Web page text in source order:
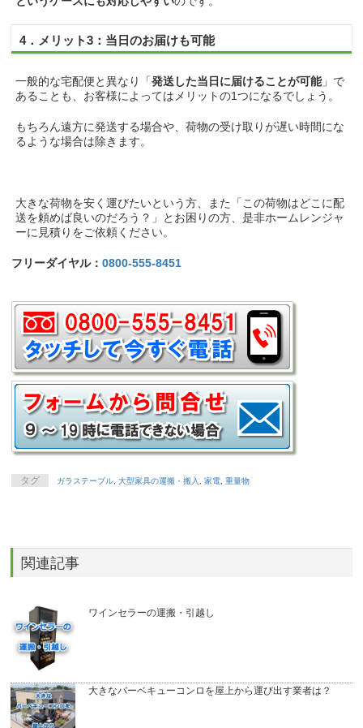
4．メリット3：当日のお届けも可能
一般的な宅配便と異なり「発送した当日に届けることが可能」で
あることも、お客様によってはメリットの1つになるでしょう。
もちろん遠方に発送する場合や、荷物の受け取りが遅い時間にな
るような場合は除きます。
大きな荷物を安く運びたいという方、また「この荷物はどこに配
送を頼めば良いのだろう？」とお困りの方、是非ホームレンジャ
ーに見積りをご依頼ください。
フリーダイヤル：0800-555-8451
タグ ガラステーブル,大型家具の運搬・搬入,家電,重量物
関連記事
ワインセラーの運搬・引越し
大きなバーベキューコンロを屋上から運び出す業者は？